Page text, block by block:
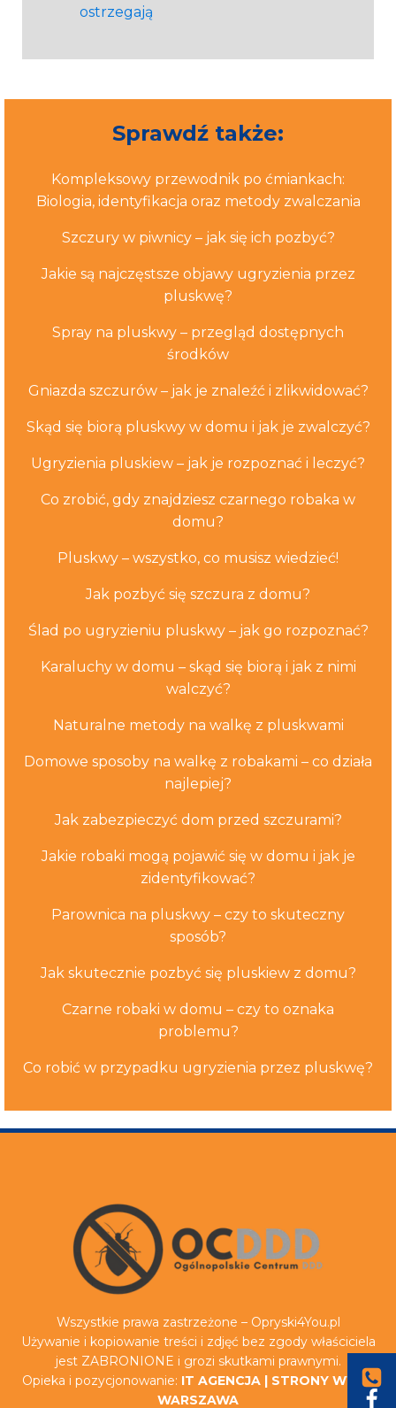
ostrzegają
Sprawdź także:
Kompleksowy przewodnik po ćmiankach:
Biologia, identyfikacja oraz metody zwalczania
Szczury w piwnicy – jak się ich pozbyć?
Jakie są najczęstsze objawy ugryzienia przez
pluskwę?
Spray na pluskwy – przegląd dostępnych
środków
Gniazda szczurów – jak je znaleźć i zlikwidować?
Skąd się biorą pluskwy w domu i jak je zwalczyć?
Ugryzienia pluskiew – jak je rozpoznać i leczyć?
Co zrobić, gdy znajdziesz czarnego robaka w
domu?
Pluskwy – wszystko, co musisz wiedzieć!
Jak pozbyć się szczura z domu?
Ślad po ugryzieniu pluskwy – jak go rozpoznać?
Karaluchy w domu – skąd się biorą i jak z nimi
walczyć?
Naturalne metody na walkę z pluskwami
Domowe sposoby na walkę z robakami – co działa
najlepiej?
Jak zabezpieczyć dom przed szczurami?
Jakie robaki mogą pojawić się w domu i jak je
zidentyfikować?
Parownica na pluskwy – czy to skuteczny
sposób?
Jak skutecznie pozbyć się pluskiew z domu?
Czarne robaki w domu – czy to oznaka
problemu?
Co robić w przypadku ugryzienia przez pluskwę?
Wszystkie prawa zastrzeżone – Opryski4You.pl
Używanie i kopiowanie treści i zdjęć bez zgody właściciela
jest ZABRONIONE i grozi skutkami prawnymi.
Opieka i pozycjonowanie: IT AGENCJA| STRONY WWW
WARSZAWA